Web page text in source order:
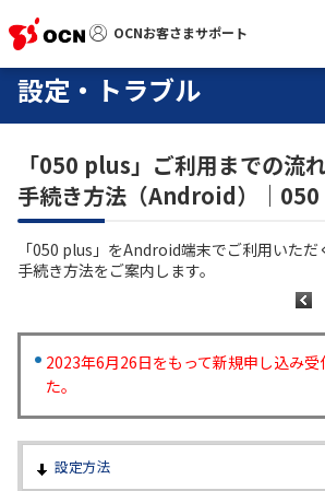
OCNお客さまサポート
OCNお客さまサポート
サポートトップ
サービス名から探す
工事・故障情報
各種ダウンロード
お問い合わせ
設定・トラブル
「050 plus」ご利用までの流
手続き方法（Android）｜
「050 plus」をAndroid端末でご利用いた
手続き方法をご案内します。
2023年6月26日をもって新規申し込み受
た。
設定方法